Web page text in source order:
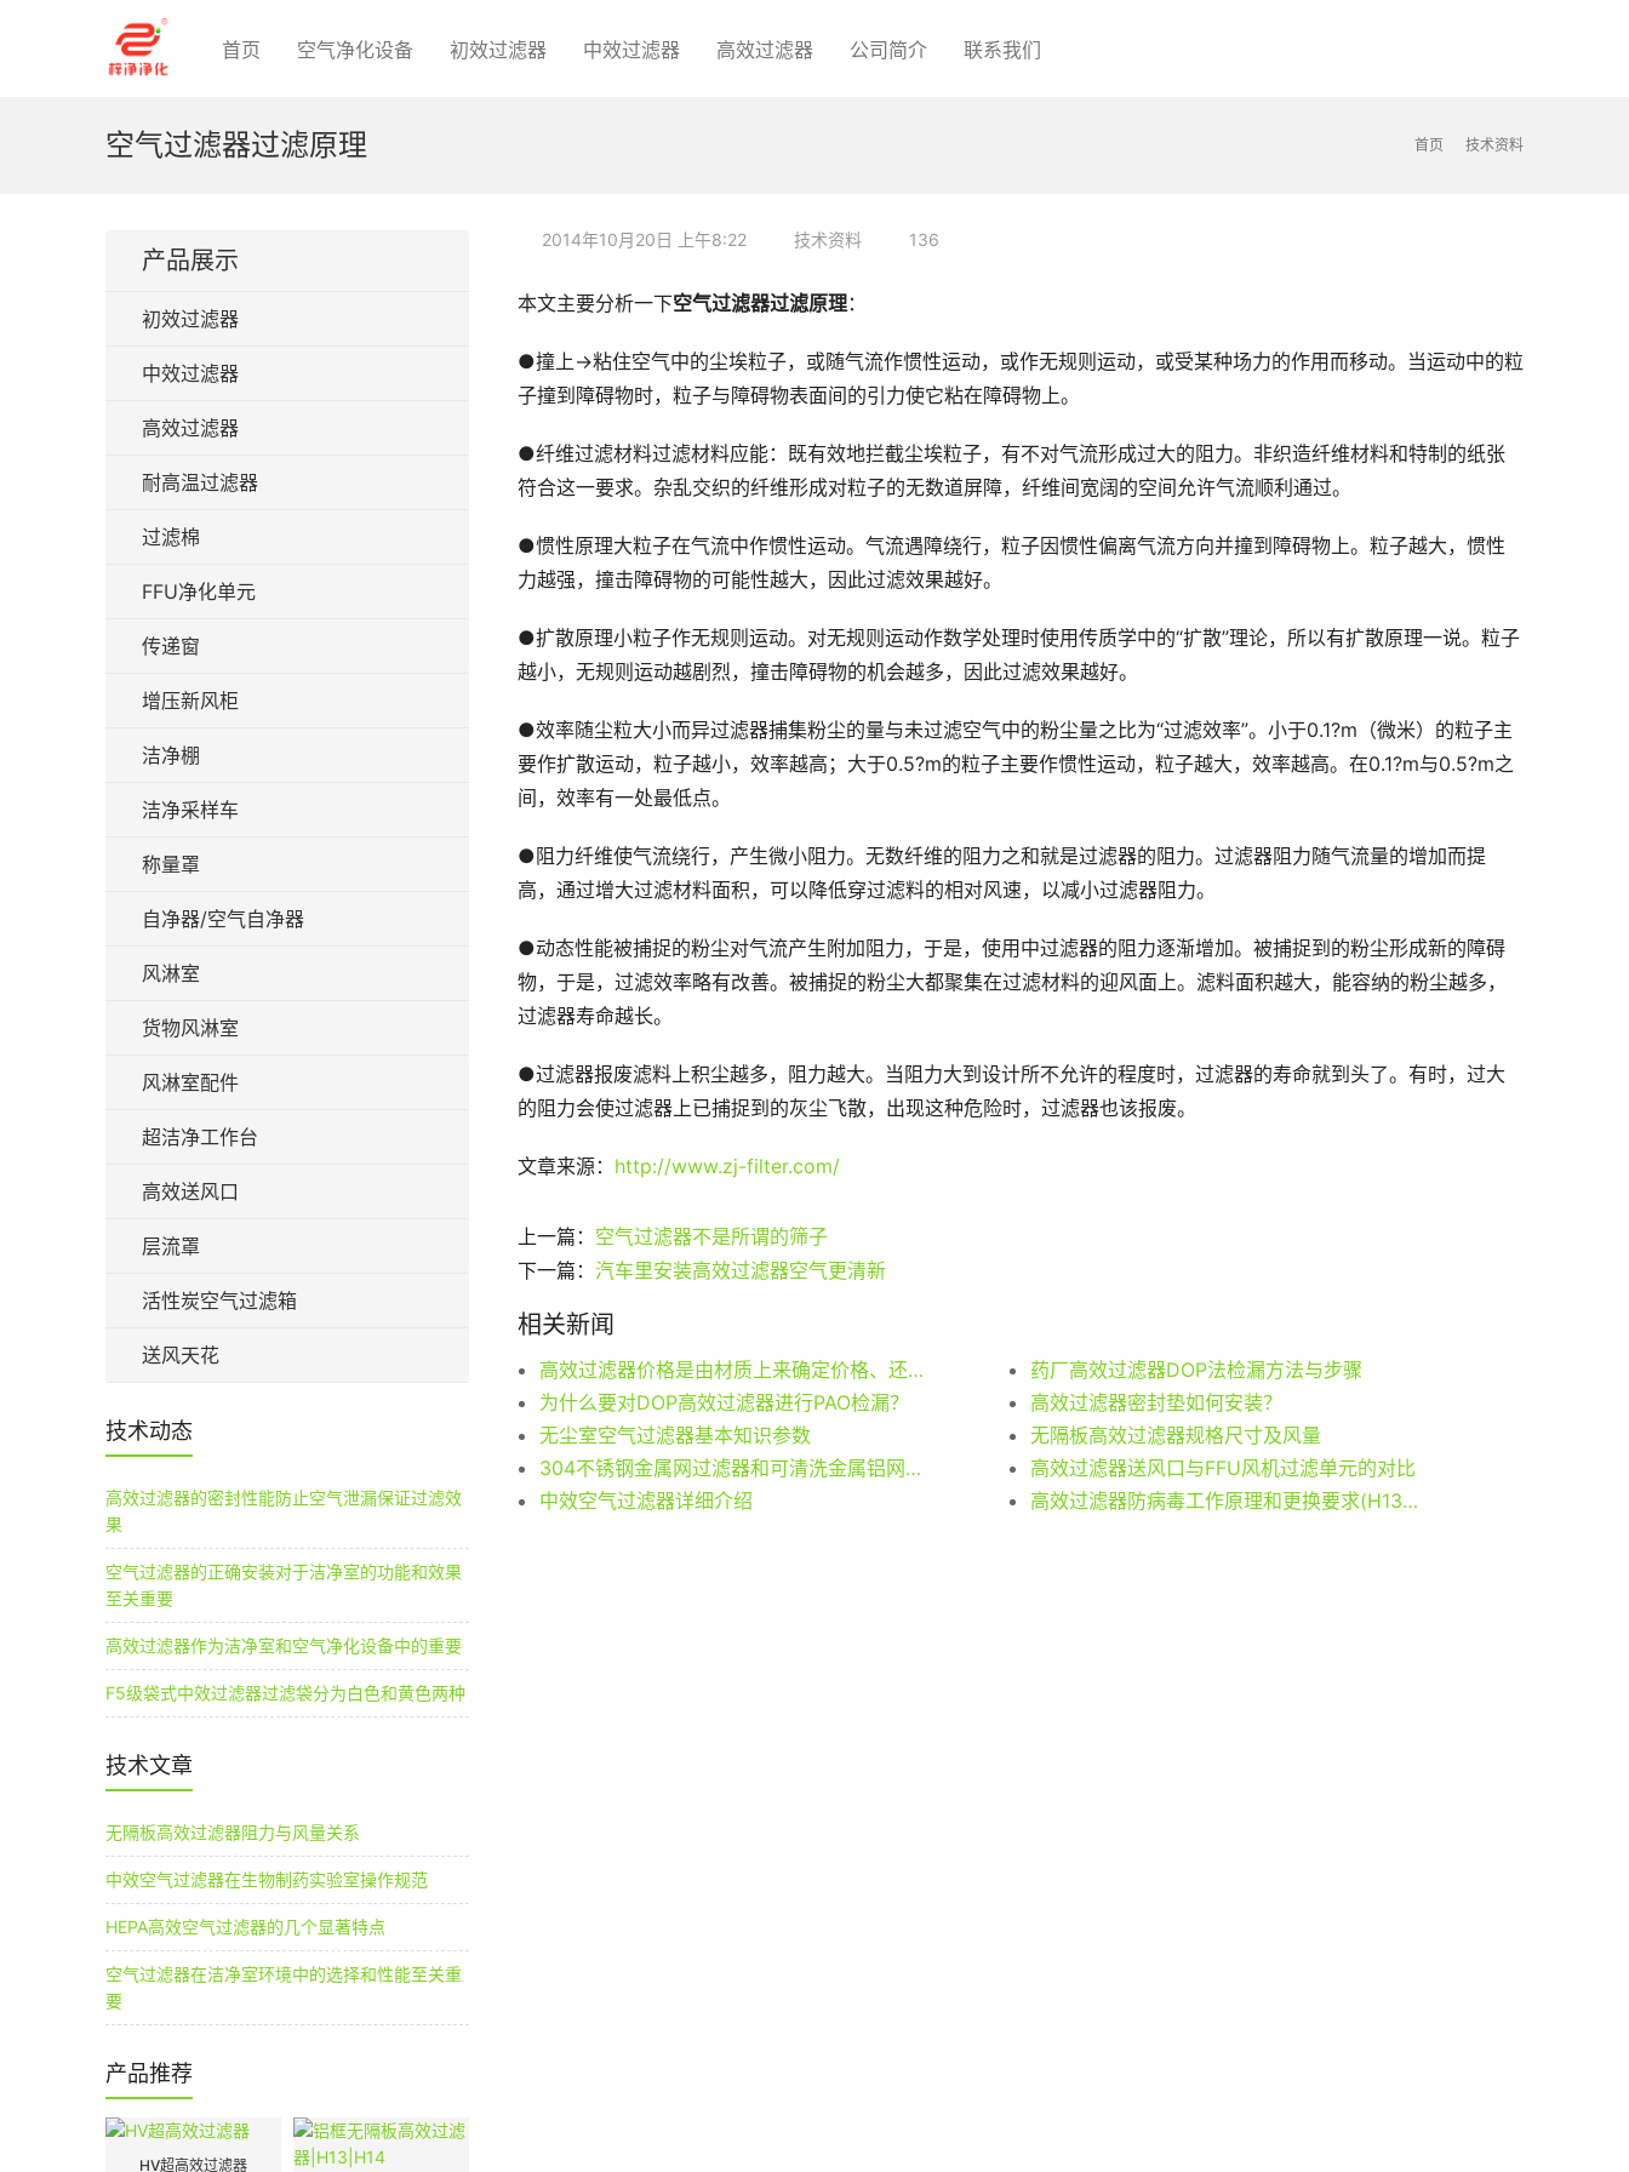
首页 空气净化设备 初效过滤器 中效过滤器 高效过滤器 公司简介 联系我们
首页 技术资料
空气过滤器过滤原理
2014年10月20日 上午8:22 技术资料 136
本文主要分析一下空气过滤器过滤原理：
●撞上→粘住空气中的尘埃粒子，或随气流作惯性运动，或作无规则运动，或受某种场力的作用而移动。当运动中的粒
子撞到障碍物时，粒子与障碍物表面间的引力使它粘在障碍物上。
●纤维过滤材料过滤材料应能：既有效地拦截尘埃粒子，有不对气流形成过大的阻力。非织造纤维材料和特制的纸张
符合这一要求。杂乱交织的纤维形成对粒子的无数道屏障，纤维间宽阔的空间允许气流顺利通过。
●惯性原理大粒子在气流中作惯性运动。气流遇障绕行，粒子因惯性偏离气流方向并撞到障碍物上。粒子越大，惯性
力越强，撞击障碍物的可能性越大，因此过滤效果越好。
●扩散原理小粒子作无规则运动。对无规则运动作数学处理时使用传质学中的“扩散”理论，所以有扩散原理一说。粒子
越小，无规则运动越剧烈，撞击障碍物的机会越多，因此过滤效果越好。
●效率随尘粒大小而异过滤器捕集粉尘的量与未过滤空气中的粉尘量之比为“过滤效率”。小于0.1?m（微米）的粒子主
要作扩散运动，粒子越小，效率越高；大于0.5?m的粒子主要作惯性运动，粒子越大，效率越高。在0.1?m与0.5?m之
间，效率有一处最低点。
●阻力纤维使气流绕行，产生微小阻力。无数纤维的阻力之和就是过滤器的阻力。过滤器阻力随气流量的增加而提
高，通过增大过滤材料面积，可以降低穿过滤料的相对风速，以减小过滤器阻力。
●动态性能被捕捉的粉尘对气流产生附加阻力，于是，使用中过滤器的阻力逐渐增加。被捕捉到的粉尘形成新的障碍
物，于是，过滤效率略有改善。被捕捉的粉尘大都聚集在过滤材料的迎风面上。滤料面积越大，能容纳的粉尘越多，
过滤器寿命越长。
●过滤器报废滤料上积尘越多，阻力越大。当阻力大到设计所不允许的程度时，过滤器的寿命就到头了。有时，过大
的阻力会使过滤器上已捕捉到的灰尘飞散，出现这种危险时，过滤器也该报废。
文章来源： http://www.zj-filter.com/
上一篇： 空气过滤器不是所谓的筛子
下一篇： 汽车里安装高效过滤器空气更清新
相关新闻
高效过滤器价格是由材质上来确定价格、还是由规格尺寸来确定?
药厂高效过滤器DOP法检漏方法与步骤
为什么要对DOP高效过滤器进行PAO检漏？
高效过滤器密封垫如何安装？
无尘室空气过滤器基本知识参数
无隔板高效过滤器规格尺寸及风量
304不锈钢金属网过滤器和可清洗金属铝网初效过滤器用途
高效过滤器送风口与FFU风机过滤单元的对比
中效空气过滤器详细介绍
高效过滤器防病毒工作原理和更换要求(H13效率)
产品展示
初效过滤器
中效过滤器
高效过滤器
耐高温过滤器
过滤棉
FFU净化单元
传递窗
增压新风柜
洁净棚
洁净采样车
称量罩
自净器/空气自净器
风淋室
货物风淋室
风淋室配件
超洁净工作台
高效送风口
层流罩
活性炭空气过滤箱
送风天花
技术动态
高效过滤器的密封性能防止空气泄漏保证过滤效
果
空气过滤器的正确安装对于洁净室的功能和效果
至关重要
高效过滤器作为洁净室和空气净化设备中的重要
F5级袋式中效过滤器过滤袋分为白色和黄色两种
技术文章
无隔板高效过滤器阻力与风量关系
中效空气过滤器在生物制药实验室操作规范
HEPA高效空气过滤器的几个显著特点
空气过滤器在洁净室环境中的选择和性能至关重
要
产品推荐
HV超高效过滤器